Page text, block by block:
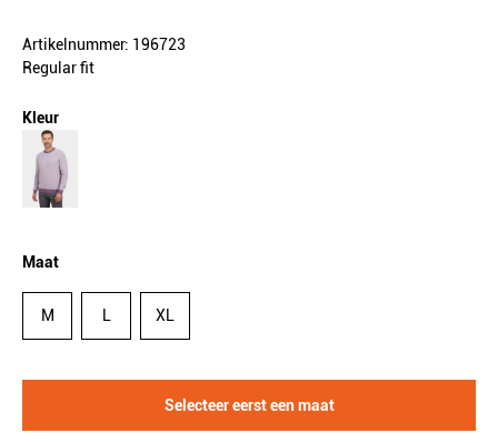
Artikelnummer: 196723
Regular fit
Kleur
Maat
M L XL
Selecteer eerst een maat